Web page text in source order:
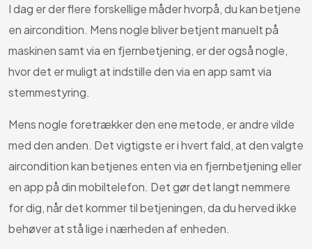
I dag er der flere forskellige måder hvorpå, du kan betjene
en aircondition. Mens nogle bliver betjent manuelt på
maskinen samt via en fjernbetjening, er der også nogle,
hvor det er muligt at indstille den via en app samt via
stemmestyring.
Mens nogle foretrækker den ene metode, er andre vilde
med den anden. Det vigtigste er i hvert fald, at den valgte
aircondition kan betjenes enten via en fjernbetjening eller
en app på din mobiltelefon. Det gør det langt nemmere
for dig, når det kommer til betjeningen, da du herved ikke
behøver at stå lige i nærheden af enheden.